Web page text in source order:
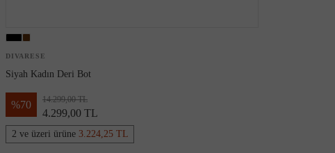
DIVARESE
Siyah Kadın Deri Bot
%70 14.299,00 TL
4.299,00 TL
2 ve üzeri ürüne 3.224,25 TL